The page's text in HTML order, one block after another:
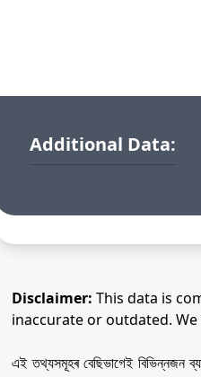
Additional Data:
Disclaimer: This data is
inaccurate or outdated.
এই তথ্যসমূহৰ বেছিভাগেই